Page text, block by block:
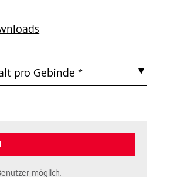
pro Gebinde *
möglich.